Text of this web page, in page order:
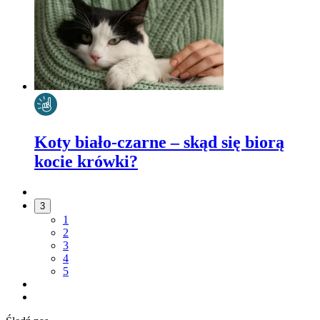
Koty biało-czarne – skąd się biorą
kocie krówki?
3
1
2
3
4
5